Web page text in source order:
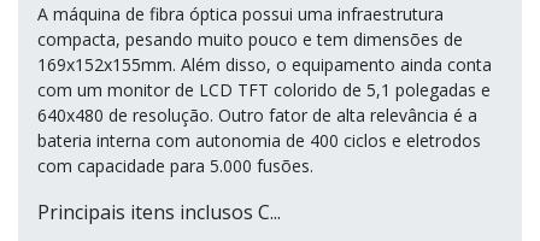
A máquina de fibra óptica possui uma infraestrutura
compacta, pesando muito pouco e tem dimensões de
169x152x155mm. Além disso, o equipamento ainda conta
com um monitor de LCD TFT colorido de 5,1 polegadas e
640x480 de resolução. Outro fator de alta relevância é a
bateria interna com autonomia de 400 ciclos e eletrodos
com capacidade para 5.000 fusões.
Principais itens inclusos C...